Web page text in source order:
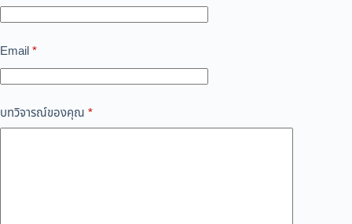
Email*
บทวิจารณ์ของคุณ *